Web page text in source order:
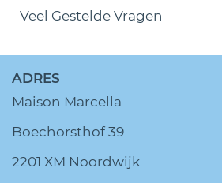
Veel Gestelde Vragen
ADRES
Maison Marcella
Boechorsthof 39
2201 XM Noordwijk